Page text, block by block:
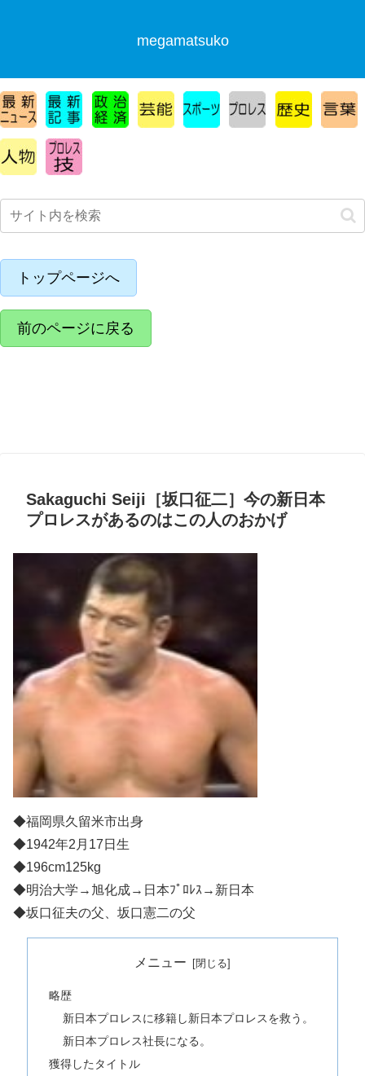
megamatsuko
トップページへ
前のページに戻る
Sakaguchi Seiji［坂口征二］今の新日本
プロレスがあるのはこの人のおかげ
◆福岡県久留米市出身
◆1942年2月17日生
◆196cm125kg
◆明治大学→旭化成→日本ﾌﾟﾛﾚｽ→新日本
◆坂口征夫の父、坂口憲二の父
メニュー
略歴
新日本プロレスに移籍し新日本プロレスを救う。
新日本プロレス社長になる。
獲得したタイトル